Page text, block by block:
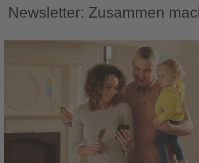
Newsletter: Zusammen